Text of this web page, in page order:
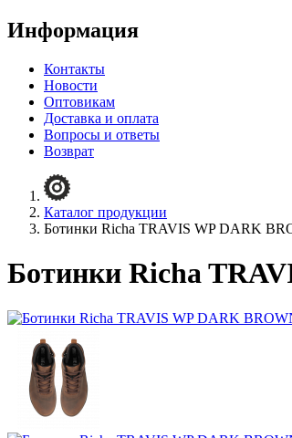
Информация
Контакты
Новости
Оптовикам
Доставка и оплата
Вопросы и ответы
Возврат
Каталог продукции
Ботинки Richa TRAVIS WP DARK
Ботинки Richa